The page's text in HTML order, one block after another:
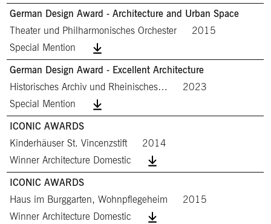
German Design Award - Architecture and Urban Space
Theater und Philharmonisches Orchester
2015
Special Mention
German Design Award - Excellent Architecture
Historisches Archiv und Rheinisches…
2023
Special Mention
ICONIC AWARDS
Kinderhäuser St. Vincenzstift
2014
Winner Architecture Domestic
ICONIC AWARDS
Haus im Burggarten, Wohnpflegeheim
2015
Winner Architecture Domestic